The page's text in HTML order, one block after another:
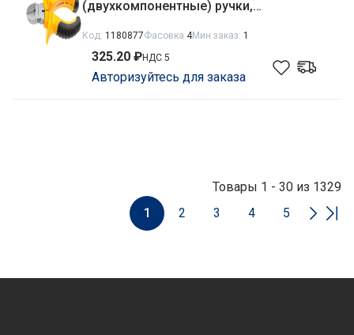
(двухкомпонентные) ручки,
Код: 1180877Фасовка 4Мин заказ: 1
325.20 ₽НДС 5
Авторизуйтесь для заказа
Товары 1 - 30 из 1329
1
2 3 4 5